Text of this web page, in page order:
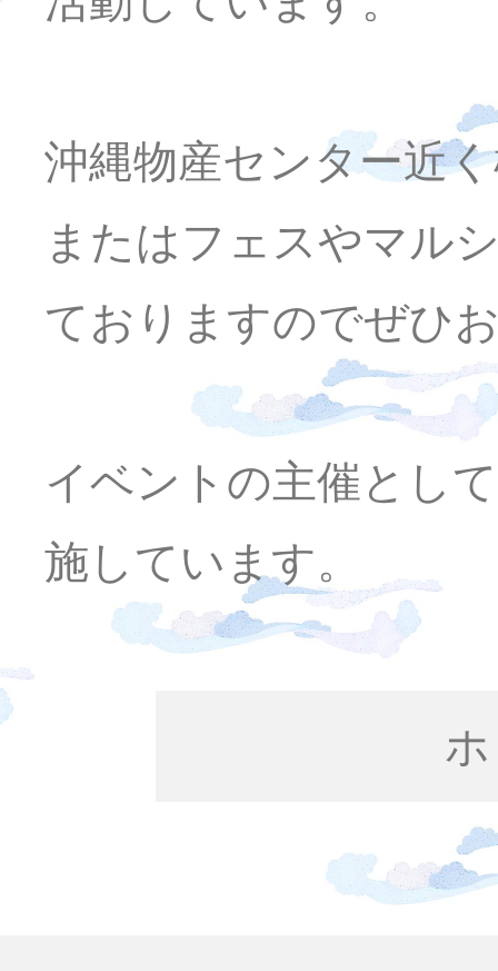
沖縄物産センター近
またはフェスやマル
ておりますのでぜひ
イベントの主催とし
施しています。